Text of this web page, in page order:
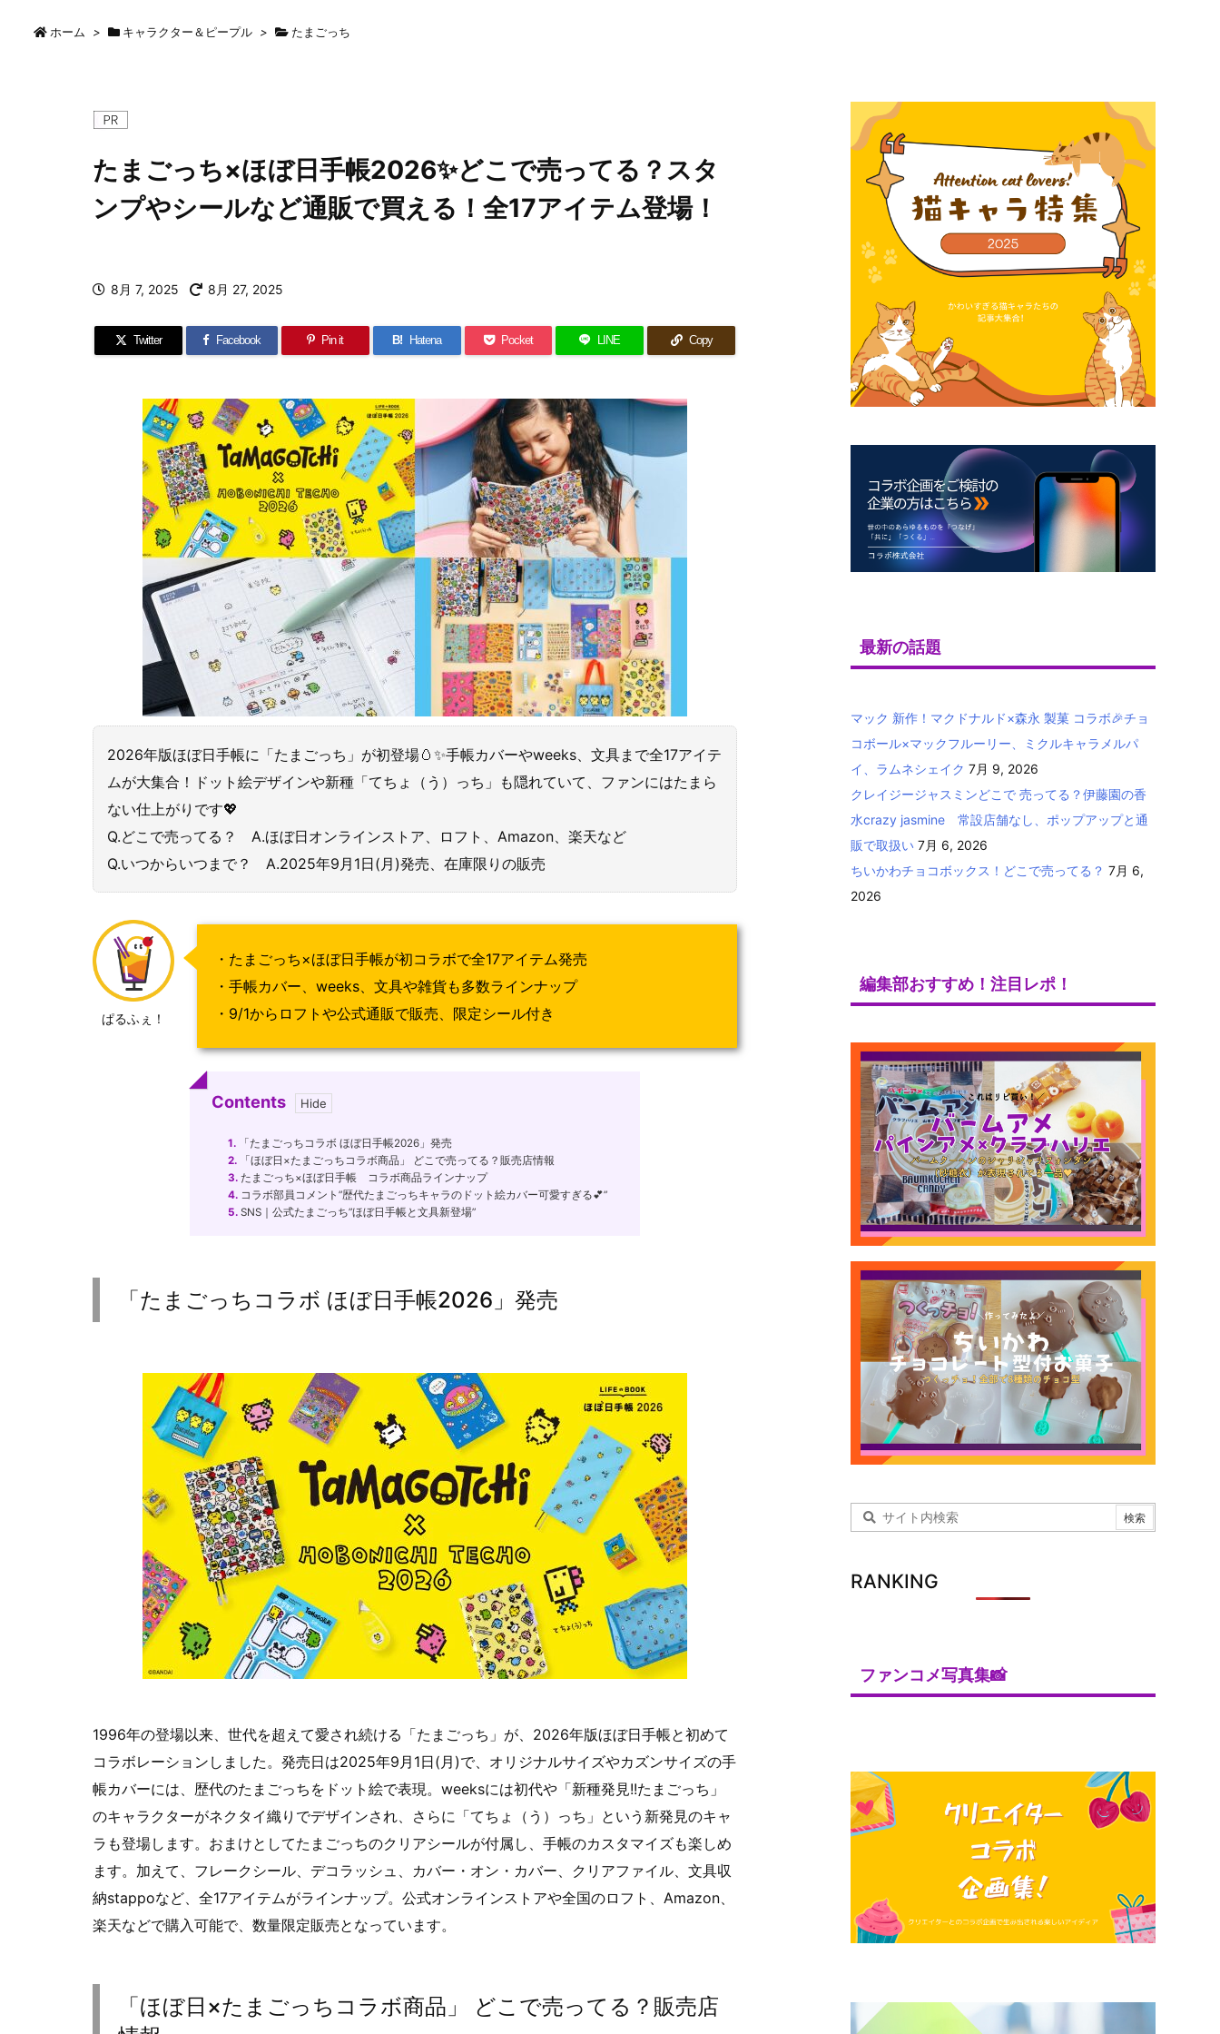
ホーム > キャラクター＆ピープル > たまごっち
たまごっち×ほぼ日手帳2026✨どこで売ってる？スタ
ンプやシールなど通販で買える！全17アイテム登場！
8月 7, 2025 8月 27, 2025
Twitter Facebook Pin it B! Hatena Pocket LINE Copy
2026年版ほぼ日手帳に「たまごっち」が初登場🥚✨手帳カバーやweeks、文具まで全17アイテ
ムが大集合！ドット絵デザインや新種「てちょ（う）っち」も隠れていて、ファンにはたまら
ない仕上がりです💖
Q.どこで売ってる？ A.ほぼ日オンラインストア、ロフト、Amazon、楽天など
Q.いつからいつまで？ A.2025年9月1日(月)発売、在庫限りの販売
ぱるふぇ！
・たまごっち×ほぼ日手帳が初コラボで全17アイテム発売
・手帳カバー、weeks、文具や雑貨も多数ラインナップ
・9/1からロフトや公式通販で販売、限定シール付き
Contents
1. 「たまごっちコラボ ほぼ日手帳2026」発売
2. 「ほぼ日×たまごっちコラボ商品」 どこで売ってる？販売店情報
3. たまごっち×ほぼ日手帳 コラボ商品ラインナップ
4. コラボ部員コメント”歴代たまごっちキャラのドット絵カバー可愛すぎる💕”
5. SNS｜公式たまごっち”ほぼ日手帳と文具新登場”
「たまごっちコラボ ほぼ日手帳2026」発売
1996年の登場以来、世代を超えて愛され続ける「たまごっち」が、2026年版ほぼ日手帳と初めて
コラボレーションしました。発売日は2025年9月1日(月)で、オリジナルサイズやカズンサイズの手
帳カバーには、歴代のたまごっちをドット絵で表現。weeksには初代や「新種発見!!たまごっち」
のキャラクターがネクタイ織りでデザインされ、さらに「てちょ（う）っち」という新発見のキャ
ラも登場します。おまけとしてたまごっちのクリアシールが付属し、手帳のカスタマイズも楽しめ
ます。加えて、フレークシール、デコラッシュ、カバー・オン・カバー、クリアファイル、文具収
納stappoなど、全17アイテムがラインナップ。公式オンラインストアや全国のロフト、Amazon、
楽天などで購入可能で、数量限定販売となっています。
「ほぼ日×たまごっちコラボ商品」 どこで売ってる？販売店
最新の話題
マック 新作！マクドナルド×森永 製菓 コラボ🎉チョ
コボール×マックフルーリー、ミクルキャラメルパ
イ、ラムネシェイク 7月 9, 2026
クレイジージャスミンどこで 売ってる？伊藤園の香
水crazy jasmine 常設店舗なし、ポップアップと通
販で取扱い 7月 6, 2026
ちいかわチョコボックス！どこで売ってる？ 7月 6,
2026
編集部おすすめ！注目レポ！
RANKING
ファンコメ写真集📸